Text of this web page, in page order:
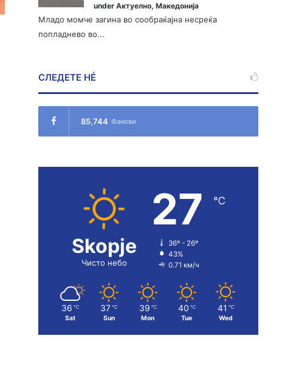
underАктуелно,Македонија
Младо момче загина во сообраќајна несреќа
попладнево во...
СЛЕДЕТЕ НÉ
85,744 Фанови
Skopje
Чисто небо
27 ℃
36º - 26º
43%
0.71 км/ч
36 ℃
Sat
37 ℃
Sun
39 ℃
Mon
40 ℃
Tue
41 ℃
Wed